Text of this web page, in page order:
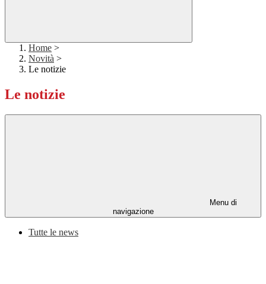
Home >
Novità >
Le notizie
Le notizie
Menu di
navigazione
Tutte le news